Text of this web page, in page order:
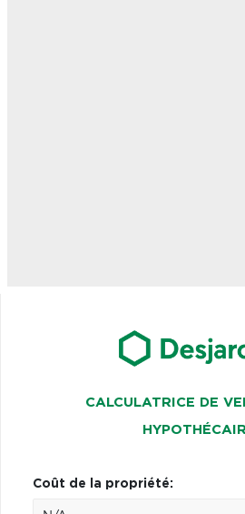
CALCULATRICE DE
Coût de la propriété: